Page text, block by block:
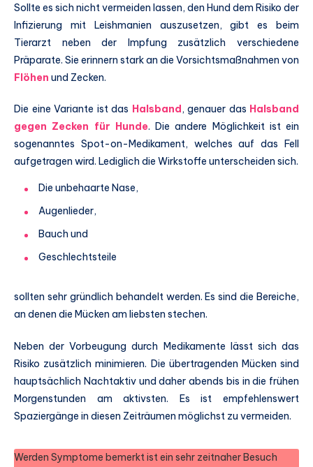
Sollte es sich nicht vermeiden lassen, den Hund dem Risiko der
Infizierung mit Leishmanien auszusetzen, gibt es beim
Tierarzt neben der Impfung zusätzlich verschiedene
Präparate. Sie erinnern stark an die Vorsichtsmaßnahmen von
Flöhen und Zecken.
Die eine Variante ist das Halsband , genauer das Halsband
gegen Zecken für Hunde. Die andere Möglichkeit ist ein
sogenanntes Spot-on-Medikament, welches auf das Fell
aufgetragen wird. Lediglich die Wirkstoffe unterscheiden sich.
Die unbehaarte Nase,
Augenlieder,
Bauch und
Geschlechtsteile
sollten sehr gründlich behandelt werden. Es sind die Bereiche,
an denen die Mücken am liebsten stechen.
Neben der Vorbeugung durch Medikamente lässt sich das
Risiko zusätzlich minimieren. Die übertragenden Mücken sind
hauptsächlich Nachtaktiv und daher abends bis in die frühen
Morgenstunden am aktivsten. Es ist empfehlenswert
Spaziergänge in diesen Zeiträumen möglichst zu vermeiden.
Werden Symptome bemerkt ist ein sehr zeitnaher Besuch